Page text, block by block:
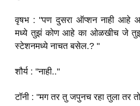
वृषभ : "पण दुसरा ऑप्शन नाही आहे
मध्ये तुझं कोण आहे का ओळखीच जे
स्टेशनमध्ये नाचत बसेल.? "
शौर्य : "नाही.."
टॉनी : "मग तर तु जपुनच रहा तुला तर